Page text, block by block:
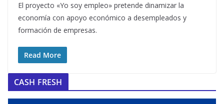
El proyecto «Yo soy empleo» pretende dinamizar la
economía con apoyo económico a desempleados y
formación de empresas.
Read More
CASH FRESH